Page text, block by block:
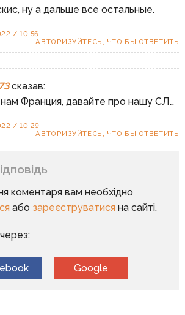
ну а дальше все остальные.
/ 10:56
АВТОРИЗУЙТЕСЬ, ЧТО БЫ ОТВЕТИТЬ
сказав:
Франция, давайте про нашу СЛ…
/ 10:29
АВТОРИЗУЙТЕСЬ, ЧТО БЫ ОТВЕТИТЬ
коментаря вам необхідно
або зареєструватисяна сайті.
Google